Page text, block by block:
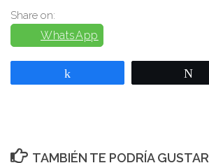
Share on:
WhatsApp
TAMBIÉN TE PODRÍA